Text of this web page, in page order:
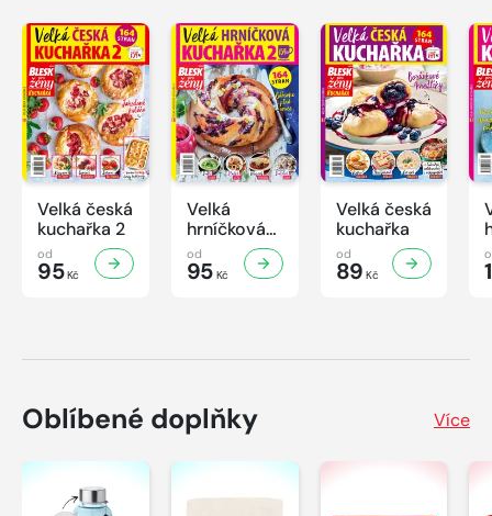
Velká česká
kuchařka 2
od
95Kč
Velká
hrníčková
kuchařka II
od
95Kč
Velká česká
kuchařka
od
89 Kč
Oblíbené doplňky Více